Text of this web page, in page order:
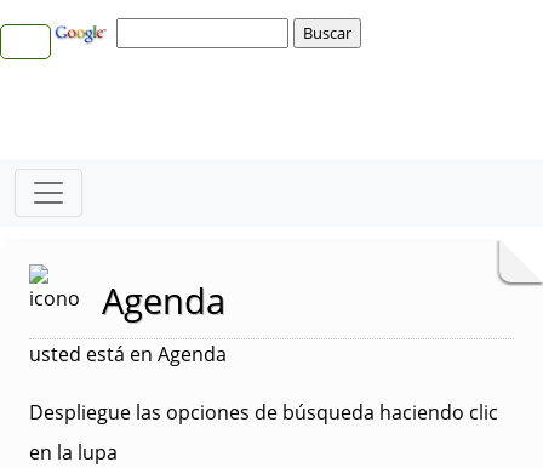
Agenda
usted está en Agenda
Despliegue las opciones de búsqueda haciendo clic
en la lupa